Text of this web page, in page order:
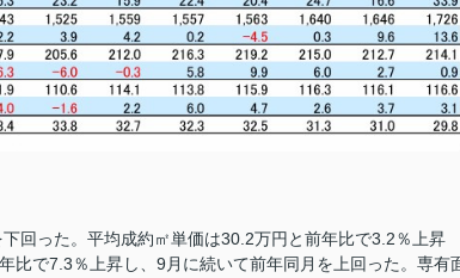
回った。平均成約㎡単価は30.2万円と前年比で3.2％上昇
比で7.3％上昇し、9月に続いて前年同月を上回った。専有